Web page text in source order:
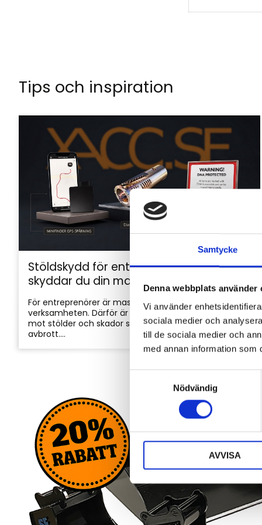
Samtycke
Denna webbplats använder
Vi använder
sociala medier och
till de sociala medier och
med annan information som
y
e
a
Nödvändig
AVVISA
Tips och inspiration
Stöldskydd för entreprenadmaskiner: så
skyddar du din maskin och utrustning
För entreprenörer är maskinerna hjärtat i
verksamheten. Därför är det viktigt att skydda dem
mot stölder och skador som kan orsaka kostsamma
avbrott....